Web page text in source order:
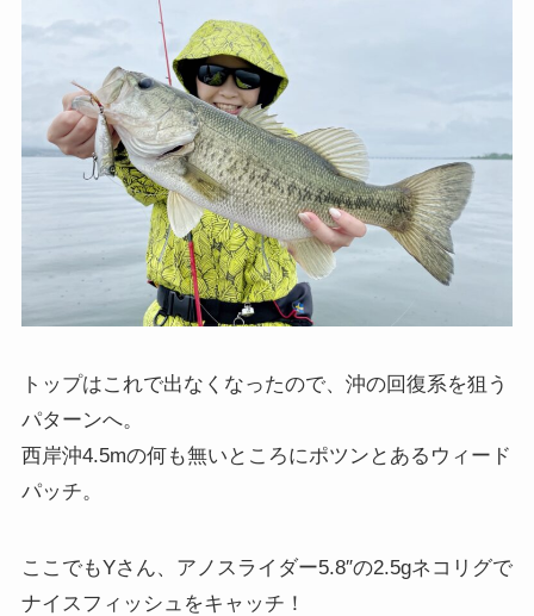
トップはこれで出なくなったので、沖の回復系を狙う
パターンへ。
西岸沖4.5mの何も無いところにポツンとあるウィード
パッチ。
ここでもYさん、アノスライダー5.8″の2.5gネコリグで
ナイスフィッシュをキャッチ！